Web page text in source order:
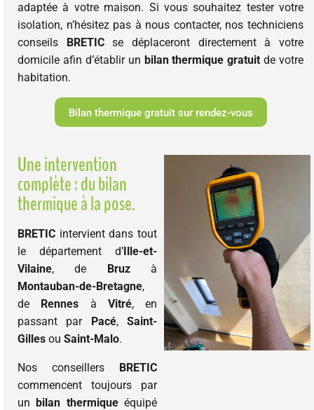
adaptée à votre maison. Si vous souhaitez tester votre
isolation, n’hésitez pas à nous contacter, nos techniciens
conseils
BRETIC
se déplaceront directement à votre
domicile afin d’établir un bilan thermique gratuit de votre
habitation.
Bilan thermique gratuit sur rendez-vous
Une intervention
complète : du bilan
thermique à la pose.
BRETIC intervient dans tout
le département d’ Ille-et-
Vilaine, de Bruzà
Montauban-de-Bretagne,
de
Rennes à Vitré, en
passant par
Pacé,Saint-
Gilles ou Saint-Malo.
Nos conseillers BRETIC
commencent toujours par
un
bilan thermiqueéquipé